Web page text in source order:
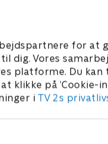
for at
dig. Vores
platforme. Du kan
klikke på ’Cookie-
i TV 2s